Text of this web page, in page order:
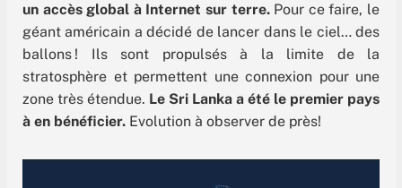
un accès global à Internet sur terre.Pour ce faire, le
géant américain a décidé de lancer dans le ciel… des
ballons ! Ils sont propulsés à la limite de la
stratosphère et permettent une connexion pour une
zone très étendue. Le Sri Lanka a été le premier pays
à en bénéficier. Evolution à observer de près!